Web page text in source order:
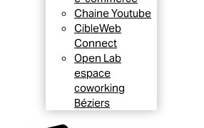
Chaine Youtube
CibleWeb
Connect
Open Lab
espace
coworking
Béziers